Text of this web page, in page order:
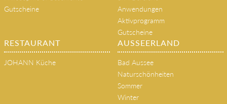
Gutscheine
Anwendungen
Aktivprogramm
Gutscheine
RESTAURANT
JOHANN Küche
AUSSEERLAND
Bad Aussee
Naturschönheiten
Sommer
Winter